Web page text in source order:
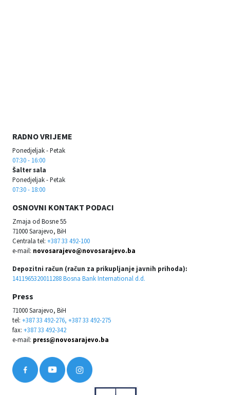
RADNO VRIJEME
Ponedjeljak - Petak
07:30 - 16:00
Šalter sala
Ponedjeljak - Petak
07:30 - 18:00
OSNOVNI KONTAKT PODACI
Zmaja od Bosne 55
71000 Sarajevo, BiH
Centrala tel: +387 33 492-100
e-mail: novosarajevo@novosarajevo.ba
Depozitni račun (račun za prikupljanje javnih prihoda):
1411965320011288 Bosna Bank International d.d.
Press
71000 Sarajevo, BiH
tel: +387 33 492-276, +387 33 492-275
fax: +387 33 492-342
e-mail: press@novosarajevo.ba